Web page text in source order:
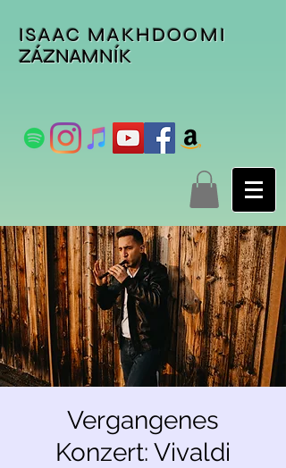
ISAAC MAKHDOOMI
ZÁZNAMNÍK
Vergangenes
Konzert: Vivaldi